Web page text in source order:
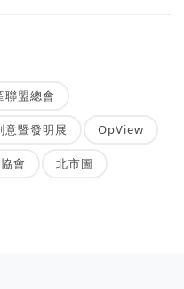
聯盟總會
意暨發明展 OpView
會 北市圖